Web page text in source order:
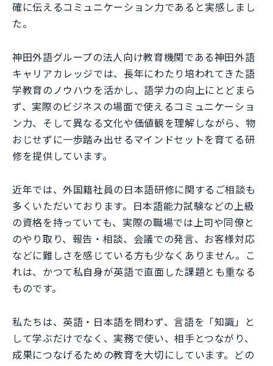
確に伝えるコミュニケーション力であると実感しまし
た。
神田外語グループの法人向け教育機関である神田外語
キャリアカレッジでは、長年にわたり培われてきた語
学教育のノウハウを活かし、語学力の向上にとどまら
ず、実際のビジネスの場面で使えるコミュニケーショ
ン力、そして異なる文化や価値観を理解しながら、物
おじせずに一歩踏み出せるマインドセットを育てる研
修を提供しています。
近年では、外国籍社員の日本語研修に関するご相談も
多くいただいております。日本語能力試験などの上級
の資格を持っていても、実際の職場では上司や同僚と
のやり取り、報告・相談、会議での発言、お客様対応
などに難しさを感じている方も少なくありません。こ
れは、かつて私自身が英語で直面した課題とも重なる
ものです。
私たちは、英語・日本語を問わず、言語を「知識」と
して学ぶだけでなく、実務で使い、相手とつながり、
成果につなげるための教育を大切にしています。どの